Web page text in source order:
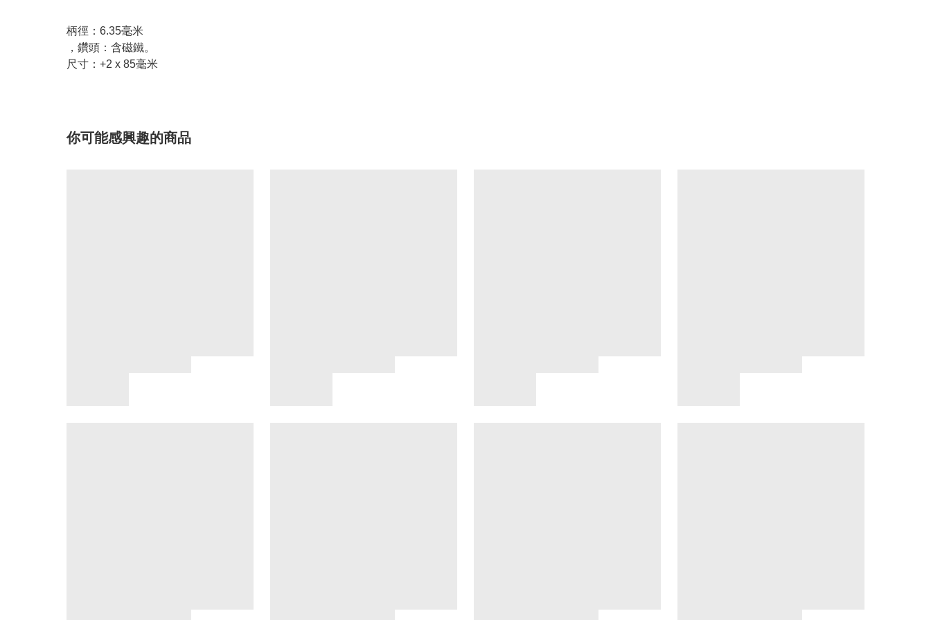
柄徑：6.35毫米
，鑽頭：含磁鐵。
尺寸：+2 x 85毫米
你可能感興趣的商品